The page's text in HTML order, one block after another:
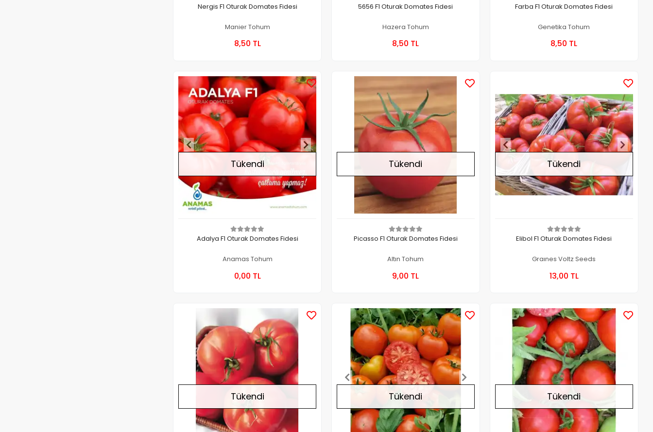
Nergis F1 Oturak Domates Fidesi
Manier Tohum
8,50 TL
5656 F1 Oturak Domates Fidesi
Hazera Tohum
8,50 TL
Farba F1 Oturak Domates Fidesi
Genetika Tohum
8,50 TL
Stokta Yok
Tükendi
Adalya F1 Oturak Domates Fidesi
Anamas Tohum
0,00 TL
Stokta Yok
Tükendi
Picasso F1 Oturak Domates Fidesi
Altın Tohum
9,00 TL
Stokta Yok
Tükendi
Elibol F1 Oturak Domates Fidesi
Graınes Voltz Seeds
13,00 TL
Stokta Yok
Tükendi
Stokta Yok
Tükendi
Stokta Yok
Tükendi